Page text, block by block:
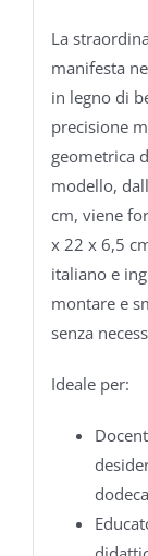
La
manifesta
in legno di
precisione
geometrica
modello,
cm, viene
x 22 x 6,5
italiano e
montare e
senza
Ideale per: